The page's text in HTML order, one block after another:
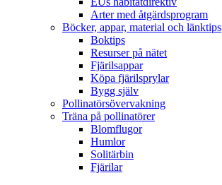
Arter med åtgärdsprogram
Böcker, appar, material och länktips
Boktips
Resurser på nätet
Fjärilsappar
Köpa fjärilsprylar
Bygg själv
Pollinatörsövervakning
Träna på pollinatörer
Blomflugor
Humlor
Solitärbin
Fjärilar